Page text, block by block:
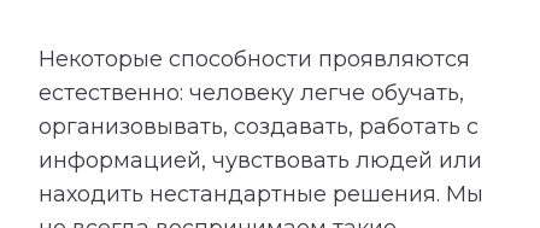
Некоторые способности проявляются
естественно: человеку легче обучать,
организовывать, создавать, работать с
информацией, чувствовать людей или
находить нестандартные решения. Мы